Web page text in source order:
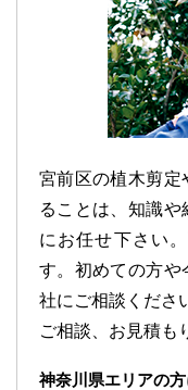
宮前区の植木剪定
ることは、知識
にお任せ下さい
す。初めての方や
社にご相談くださ
ご相談、お見積も
神奈川県エリアの方